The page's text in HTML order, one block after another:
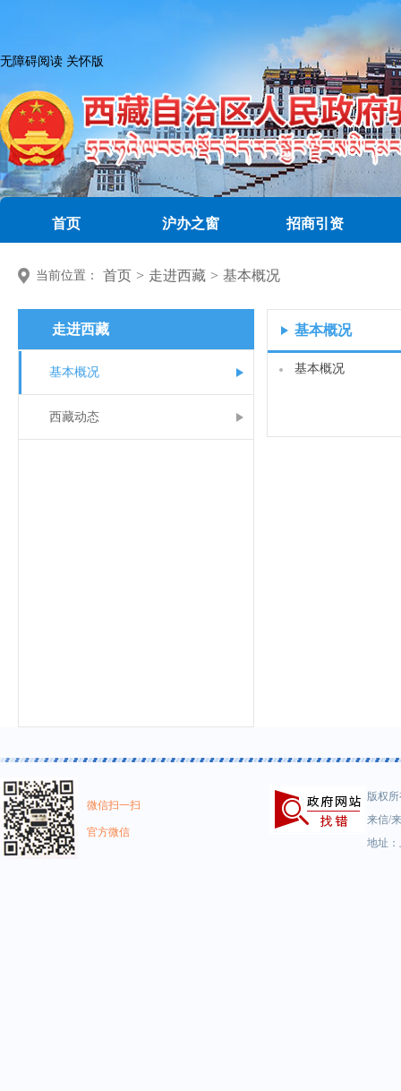
无障碍阅读 关怀版
首页 沪办之窗 招商引资
当前位置： 首页 > 走进西藏 > 基本概况
走进西藏
基本概况
西藏动态
基本概况
基本概况
微信扫一扫
官方微信
版权
来信/
地址